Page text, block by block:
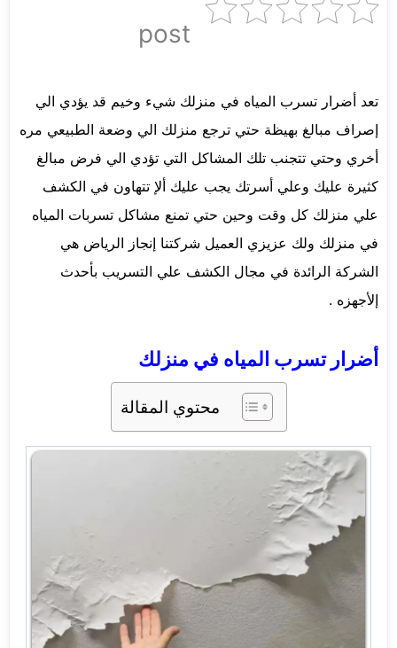
post
تعد أضرار تسرب المياه في منزلك شيء وخيم قد يؤدي الي
إصراف مبالغ بهيظة حتي ترجع منزلك الي وضعة الطبيعي مره
أخري وحتي تتجنب تلك المشاكل التي تؤدي الي فرض مبالغ
كثيرة عليك وعلي أسرتك يجب عليك ألإ تتهاون في الكشف
علي منزلك كل وقت وحين حتي تمنع مشاكل تسربات المياه
في منزلك ولك عزيزي العميل شركتنا إنجاز الرياض هي
الشركة الرائدة في مجال الكشف علي التسريب بأحدث
إلأجهزه .
أضرار تسرب المياه في منزلك
محتوي المقالة